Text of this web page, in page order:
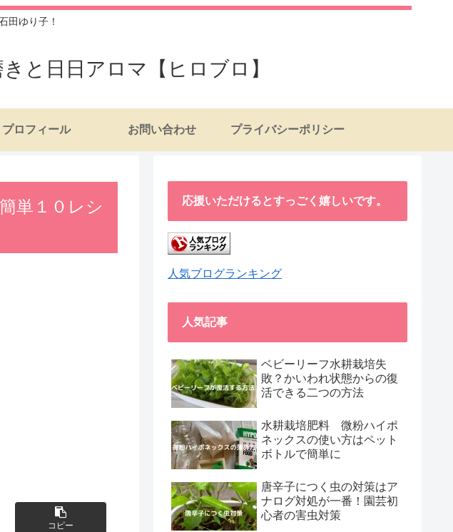
田ゆり子！
と日日アロマ【ヒロブロ】
プロフィール お問い合わせ プライバシーポリシー
単１０レシ
コピー
応援いただけるとすっごく嬉しいです。
人気ブログランキング
人気記事
ベビーリーフ水耕栽培失
敗？かいわれ状態からの復
活できる二つの方法
水耕栽培肥料 微粉ハイポ
ネックスの使い方はペット
ボトルで簡単に
唐辛子につく虫の対策はア
ナログ対処が一番！園芸初
心者の害虫対策